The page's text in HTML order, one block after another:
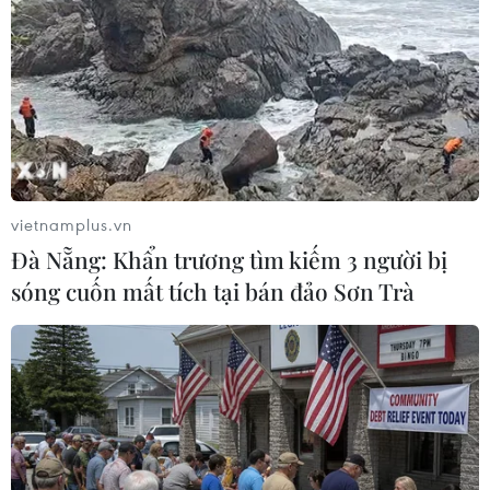
TIN LIÊN QUAN
vietnamplus.vn
Đà Nẵng: Khẩn trương tìm kiếm 3 người bị
sóng cuốn mất tích tại bán đảo Sơn Trà